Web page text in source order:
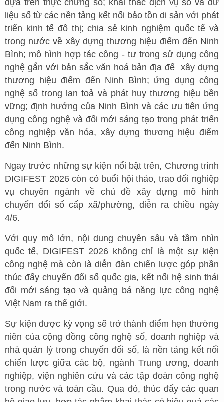
dựa trên thực chứng số; khai thác dịch vụ số và dữ
liệu số từ các nền tảng kết nối bảo tồn di sản với phát
triển kinh tế đô thị; chia sẻ kinh nghiệm quốc tế và
trong nước về xây dựng thương hiệu điểm đến Ninh
Bình; mô hình hợp tác công - tư trong sử dụng công
nghệ gắn với bản sắc văn hoá bản địa để xây dựng
thương hiệu điểm đến Ninh Bình; ứng dụng công
nghệ số trong lan toả và phát huy thương hiệu bền
vững; định hướng của Ninh Bình và các ưu tiên ứng
dụng công nghệ và đổi mới sáng tạo trong phát triển
công nghiệp văn hóa, xây dựng thương hiệu điểm
đến Ninh Bình.
Ngay trước những sự kiện nổi bật trên, Chương trình
DIGIFEST 2026 còn có buổi hội thảo, trao đổi nghiệp
vụ chuyên ngành về chủ đề xây dựng mô hình
chuyển đổi số cấp xã/phường, diễn ra chiều ngày
4/6.
Với quy mô lớn, nội dung chuyên sâu và tầm nhìn
quốc tế, DIGIFEST 2026 không chỉ là một sự kiện
công nghệ mà còn là diễn đàn chiến lược góp phần
thúc đẩy chuyển đổi số quốc gia, kết nối hệ sinh thái
đổi mới sáng tạo và quảng bá năng lực công nghệ
Việt Nam ra thế giới.
Sự kiện được kỳ vọng sẽ trở thành điểm hẹn thường
niên của cộng đồng công nghệ số, doanh nghiệp và
nhà quản lý trong chuyển đổi số, là nền tảng kết nối
chiến lược giữa các bộ, ngành Trung ương, doanh
nghiệp, viện nghiên cứu và các tập đoàn công nghệ
trong nước và toàn cầu. Qua đó, thúc đẩy các quan